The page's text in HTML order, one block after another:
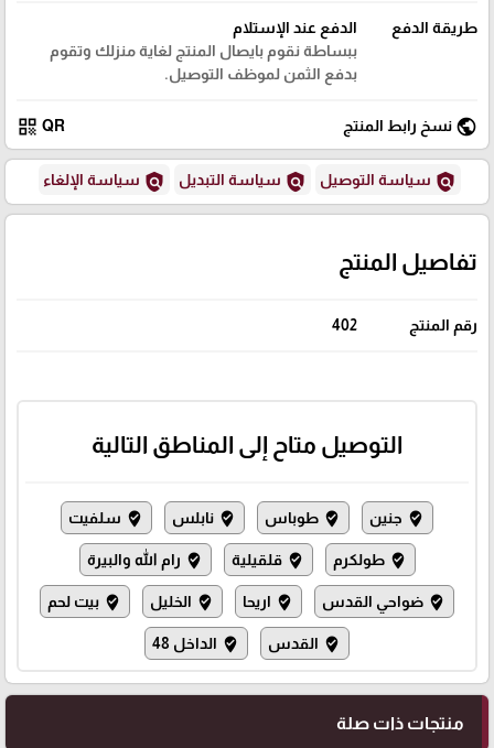
طريقة الدفع
الدفع عند الإستلام
ببساطة نقوم بايصال المنتج لغاية منزلك وتقوم
بدفع الثمن لموظف التوصيل.
public نسخ رابط المنتج QR
qr_code
policy سياسة التوصيل policy سياسة التبديل policy سياسة الإلغاء
تفاصيل المنتج
رقم المنتج 402
التوصيل متاح إلى المناطق التالية
where_to_vote جنين where_to_vote طوباس where_to_vote نابلس where_to_vote سلفيت
where_to_vote طولكرم where_to_vote قلقيلية where_to_vote رام الله والبيرة
where_to_vote ضواحي القدس where_to_vote اريحا where_to_vote الخليل where_to_vote بيت لحم
where_to_vote القدس where_to_vote الداخل 48
منتجات ذات صلة